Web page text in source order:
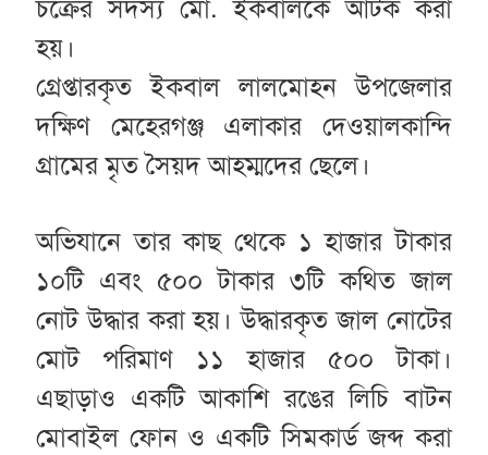
চক্রের সদস্য মো. ইকবালকে আটক করা
হয়।
গ্রেপ্তারকৃত ইকবাল লালমোহন উপজেলার
দক্ষিণ মেহেরগঞ্জ এলাকার দেওয়ালকান্দি
গ্রামের মৃত সৈয়দ আহম্মদের ছেলে।
অভিযানে তার কাছ থেকে ১ হাজার টাকার
১০টি এবং ৫০০ টাকার ৩টি কথিত জাল
নোট উদ্ধার করা হয়। উদ্ধারকৃত জাল নোটের
মোট পরিমাণ ১১ হাজার ৫০০ টাকা।
এছাড়াও একটি আকাশি রঙের লিচি বাটন
মোবাইল ফোন ও একটি সিমকার্ড জব্দ করা